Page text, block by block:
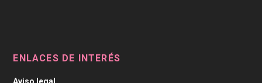
ENLACES DE INTERÉS